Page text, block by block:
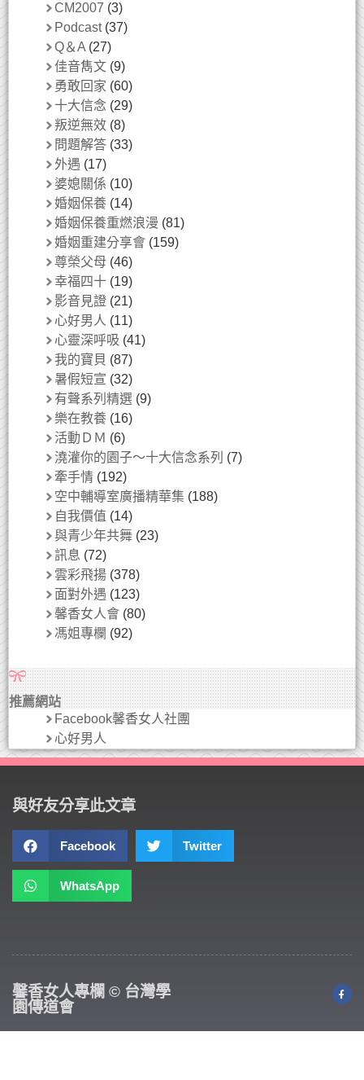
CM2007 (3)
Podcast(37)
Q＆A (27)
佳音雋文 (9)
勇敢回家 (60)
十大信念 (29)
叛逆無效 (8)
問題解答 (33)
外遇 (17)
婆媳關係 (10)
婚姻保養 (14)
婚姻保養重燃浪漫 (81)
婚姻重建分享會 (159)
尊榮父母 (46)
幸福四十 (19)
影音見證 (21)
心好男人 (11)
心靈深呼吸 (41)
我的寶貝 (87)
暑假短宣 (32)
有聲系列精選 (9)
樂在教養 (16)
活動ＤＭ (6)
澆灌你的園子～十大信念系列 (7)
牽手情 (192)
空中輔導室廣播精華集 (188)
自我價值 (14)
與青少年共舞 (23)
訊息 (72)
雲彩飛揚 (378)
面對外遇 (123)
馨香女人會 (80)
馮姐專欄 (92)
推薦網站
Facebook馨香女人社團
心好男人
與好友分享此文章
Facebook Twitter
WhatsApp
馨香女人專欄 © 台灣學
園傳道會